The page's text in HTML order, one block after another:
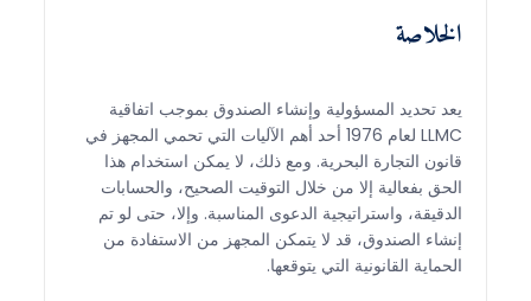
الخلاصة
يعد تحديد المسؤولية وإنشاء الصندوق بموجب اتفاقية
LLMC لعام 1976 أحد أهم الآليات التي تحمي المجهز في
قانون التجارة البحرية. ومع ذلك، لا يمكن استخدام هذا
الحق بفعالية إلا من خلال التوقيت الصحيح، والحسابات
الدقيقة، واستراتيجية الدعوى المناسبة. وإلا، حتى لو تم
إنشاء الصندوق، قد لا يتمكن المجهز من الاستفادة من
الحماية القانونية التي يتوقعها.